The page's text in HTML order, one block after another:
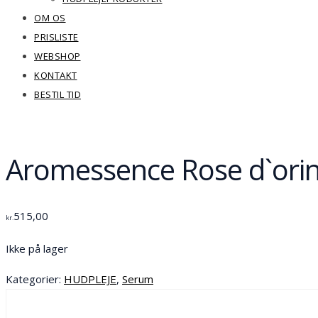
OM OS
PRISLISTE
WEBSHOP
KONTAKT
BESTIL TID
Aromessence Rose
kr. 515,00
Ikke på lager
Kategorier: HUDPLEJE, Serum